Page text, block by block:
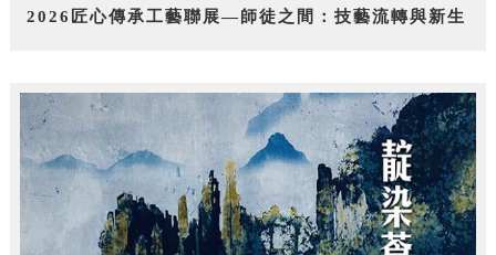
2026匠心傳承工藝聯展—師徒之間：技藝流轉與新生